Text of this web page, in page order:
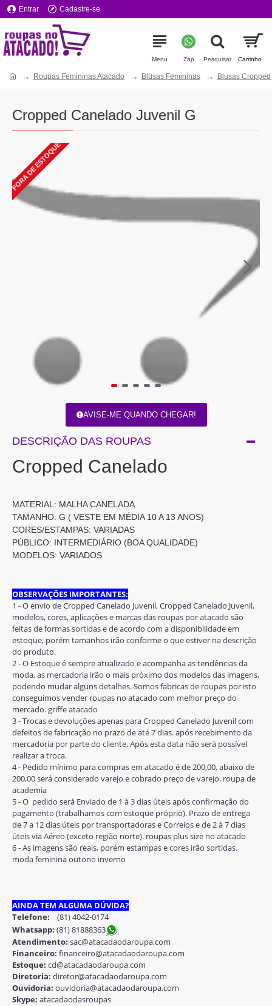
Entrar Cadastre-se
Roupas Femininas Atacado Blusas Femininas Blusas Cropped
Cropped Canelado Juvenil G
FORA DE ESTOQUE
AVISE-ME QUANDO CHEGAR!
DESCRIÇÃO DAS ROUPAS
Cropped Canelado
MATERIAL: MALHA CANELADA
TAMANHO: G ( VESTE EM MÉDIA 10 A 13 ANOS)
CORES/ESTAMPAS: VARIADAS
PÚBLICO: INTERMEDIÁRIO (BOA QUALIDADE)
MODELOS: VARIADOS
OBSERVAÇÕES IMPORTANTES:
1 - O envio de Cropped Canelado Juvenil, Cropped Canelado Juvenil,
modelos, cores, aplicações e marcas das roupas por atacado são
feitas de formas sortidas e de acordo com a disponibilidade em
estoque, porém tamanhos irão conforme o que estiver na descrição
do produto.
2 - O Estoque é sempre atualizado e acompanha as tendências da
moda, as mercadoria irão o mais próximo dos modelos das imagens,
podendo mudar alguns detalhes. Somos fabricas de roupas por isto
conseguimos vender roupas no atacado com melhor preço do
mercado. griffe atacado
3 - Trocas e devoluções apenas para Cropped Canelado Juvenil com
defeitos de fabricação no prazo de até 7 dias. após recebimento da
mercadoria por parte do cliente. Após esta data não será possível
realizar a troca.
4 - Pedido mínimo para compras em atacado é de 200,00, abaixo de
200,00 será considerado varejo e cobrado preço de varejo. roupa de
academia
5 - O pedido será Enviado de 1 à 3 dias úteis após confirmação do
pagamento (trabalhamos com estoque próprio). Prazo de entrega
de 7 a 12 dias úteis por transportadoras e Correios e de 2 à 7 dias
úteis via Aéreo (exceto região norte). roupas plus size no atacado
6 - As imagens são reais, porém estampas e cores irão sortidas.
moda feminina outono inverno
AINDA TEM ALGUMA DÚVIDA?
Telefone: (81) 4042-0174
Whatsapp: (81) 81888363
Atendimento: sac@atacadaodaroupa.com
Financeiro: financeiro@atacadaodaroupa.com
Estoque: cd@atacadaodaroupa.com
Diretoria: diretor@atacadaodaroupa.com
Ouvidoria: ouvidoria@atacadaodaroupa.com
Skype: atacadaodasroupas